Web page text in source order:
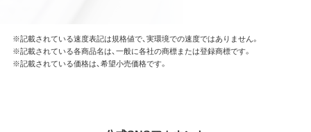
※記載されている速度表記は規格値で、実環境での速度ではありません。
※記載されている各商品名は、一般に各社の商標または登録商標です。
※記載されている価格は、希望小売価格です。